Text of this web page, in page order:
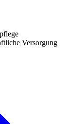
Versorgung